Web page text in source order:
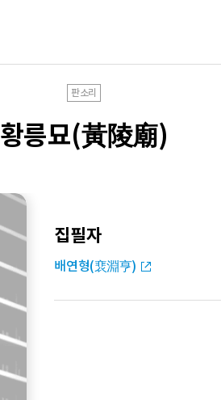
판소리
황릉묘(黃陵廟)
집필자
배연형(裵淵亨)